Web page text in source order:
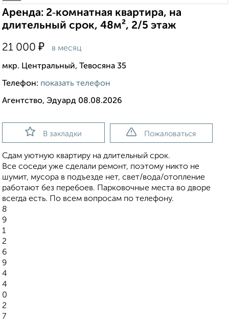
Аренда: 2‑комнатная квартира, на
длительный срок, 48м², 2/5 этаж
21 000 ₽ в месяц
мкр. Центральный, Тевосяна 35
Телефон: показать телефон
Агентство, Эдуард 08.08.2026
В закладки Пожаловаться
Сдам уютную квартиру на длительный срок.
Все соседи уже сделали ремонт, поэтому никто не
шумит, мусора в подъезде нет, свет/вода/отопление
работают без перебоев. Парковочные места во дворе
всегда есть. По всем вопросам по телефону.
8
9
1
2
6
9
4
4
0
2
7